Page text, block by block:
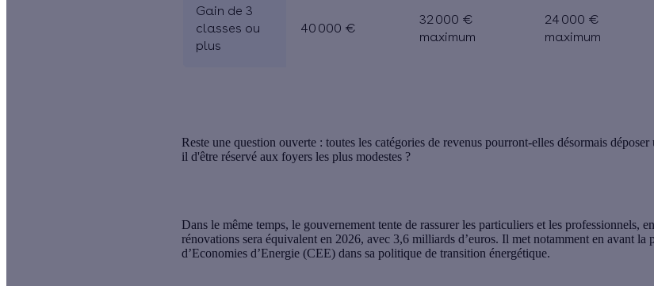
Gain de 3
classes ou
plus
40 000 €
32 000 €
maximum
24 000 €
maximum
Reste une question ouverte :toutes les catégories de revenus pourront-elles désormais
il d'être réservé aux foyers les plus modestes ?
Dans le même temps, le gouvernement tente de rassurer les particuliers et les professionnels,
rénovations sera équivalent en 2026, avec 3,6 milliards d’euros. Il met notamment en avant la
d’Economies d’Energie (CEE) dans sa politique de transition énergétique.